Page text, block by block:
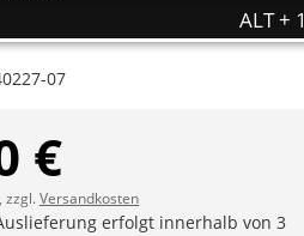
07
€
zzgl.Versandkosten
erfolgt innerhalb von 3